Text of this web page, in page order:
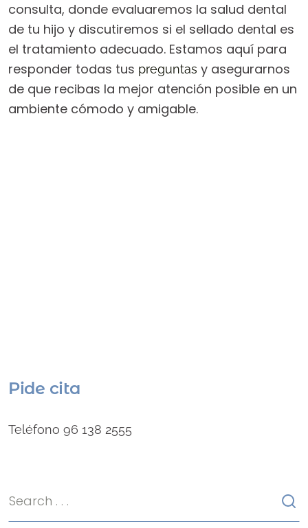
consulta, donde evaluaremos la salud dental
de tu hijo y discutiremos si el sellado dental es
el tratamiento adecuado. Estamos aquí para
responder todas tus preguntas y asegurarnos
de que recibas la mejor atención posible en un
ambiente cómodo y amigable.
Pide cita
Teléfono 96 138 2555